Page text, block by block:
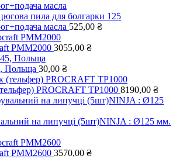
пила для болгарки 125
масла 525,00 ₴
PMM2000 3055,00 ₴
Польща 30,00 ₴
PROCRAFT ТР1000 8190,00 ₴
на липучці (5шт)NINJA : Ø125 мм.
PMM2600 3570,00 ₴